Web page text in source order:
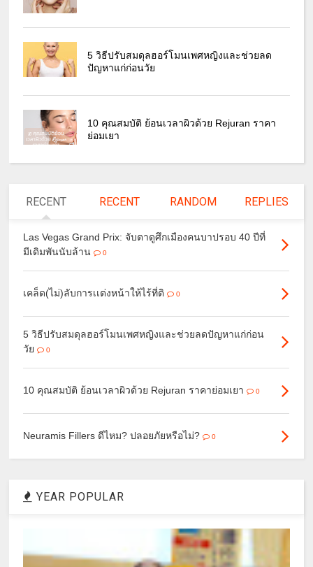
5 วิธีปรับสมดุลฮอร์โมนเพศหญิงและช่วยลด
ปัญหาแก่ก่อนวัย
10 คุณสมบัติ ย้อนเวลาผิวด้วย Rejuran ราคา
ย่อมเยา
RECENT RECENT RANDOM REPLIES
Las Vegas Grand Prix: จับตาดูศึกเมืองคนบาปรอบ 40 ปีที่
มีเดิมพันนับล้าน
0
เคล็ด(ไม่)ลับการเเต่งหน้าให้ไร้ที่ติ 0
5 วิธีปรับสมดุลฮอร์โมนเพศหญิงและช่วยลดปัญหาแก่ก่อน
วัย
0
10 คุณสมบัติ ย้อนเวลาผิวด้วย Rejuran ราคาย่อมเยา 0
Neuramis Fillers ดีไหม? ปลอยภัยหรือไม่? 0
YEAR POPULAR